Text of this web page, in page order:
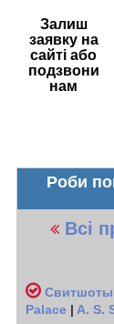
Залиш
заявку на
сайті або
подзвони
нам
Роби
Всі
Свитшоты
Palace | A. S.